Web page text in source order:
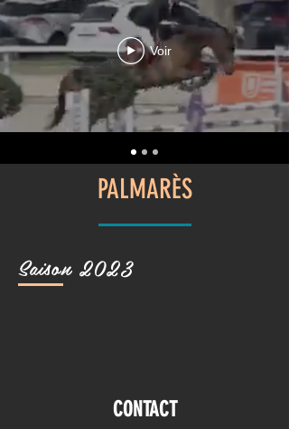
Voir
PALMARÈS
Saison 2023
CONTACT